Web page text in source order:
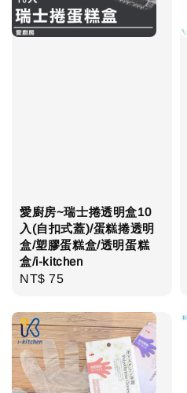
愛廚房~瑞士捲透明盒10
入(自扣式蓋)/蛋糕捲透明
盒/塑膠蛋糕盒/透明蛋糕
盒/i-kitchen
Regular
NT$ 75